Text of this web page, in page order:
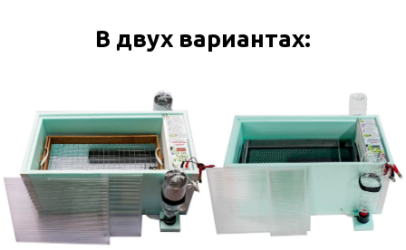
В двух вариантах: